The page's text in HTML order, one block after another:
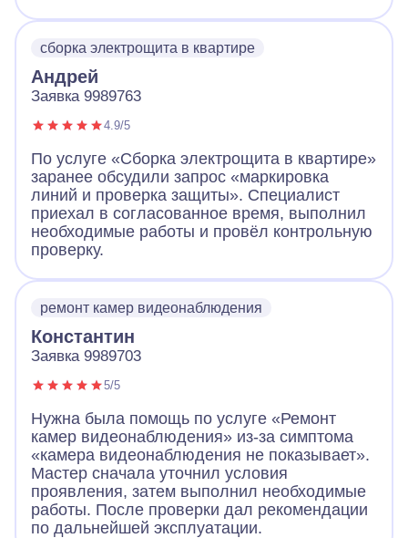
сборка электрощита в квартире
Андрей
Заявка 9989763
4.9/5
По услуге «Сборка электрощита в квартире»
заранее обсудили запрос «маркировка
линий и проверка защиты». Специалист
приехал в согласованное время, выполнил
необходимые работы и провёл контрольную
проверку.
ремонт камер видеонаблюдения
Константин
Заявка 9989703
5/5
Нужна была помощь по услуге «Ремонт
камер видеонаблюдения» из-за симптома
«камера видеонаблюдения не показывает».
Мастер сначала уточнил условия
проявления, затем выполнил необходимые
работы. После проверки дал рекомендации
по дальнейшей эксплуатации.